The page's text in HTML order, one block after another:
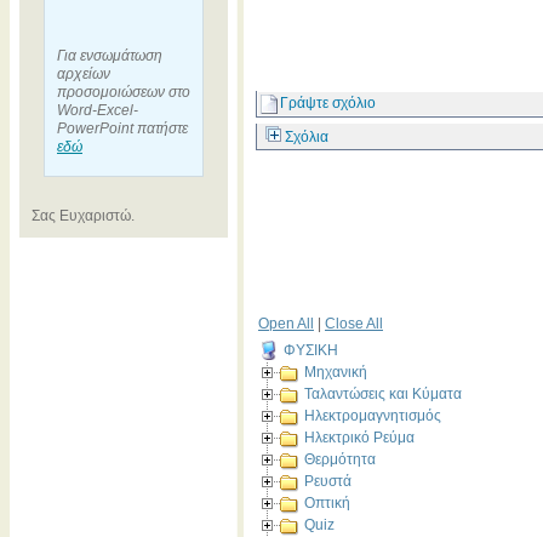
Για ενσωμάτωση
αρχείων
προσομοιώσεων στο
Word-Excel-
PowerPoint πατήστε
εδώ
Σας Ευχαριστώ.
Γράψτε σχόλιο
Σχόλια
Open All
Close All
ΦΥΣΙΚΗ
Μηχανική
Ταλαντώσεις και Κύματα
Ηλεκτρομαγνητισμός
Ηλεκτρικό Ρεύμα
Θερμότητα
Ρευστά
Οπτική
Quiz